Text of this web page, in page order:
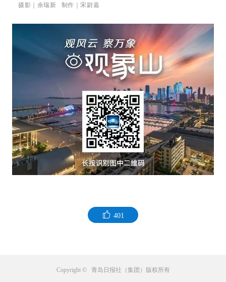
摄影｜余瑞新 制作｜宋尉嘉
401
Copyright © 青岛日报社（集团）版权所有